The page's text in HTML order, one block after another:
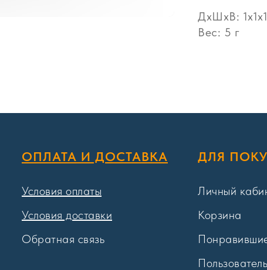
ДxШxВ:
Вес: 5 г
ОПЛАТА И ДОСТАВКА
Условия оплаты
Условия доставки
Обратная связь
ДЛЯ
Личный
Корзина